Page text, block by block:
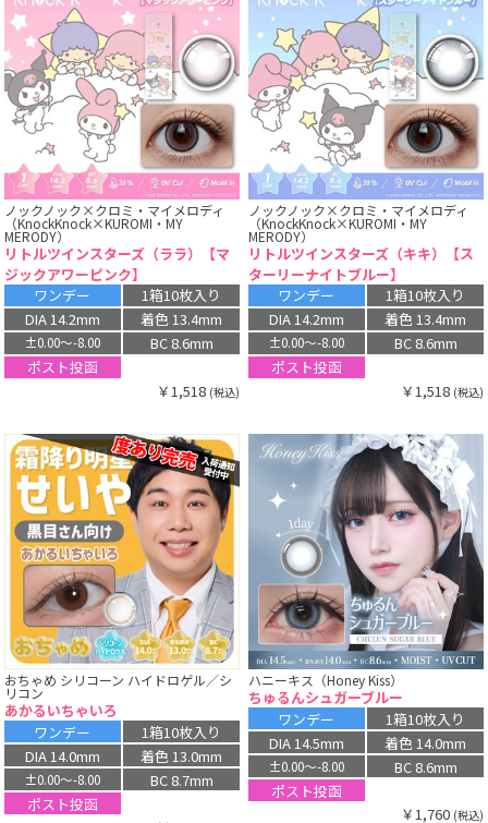
ノックノック×クロミ・マイメロディ
（KnockKnock×KUROMI・MY
MERODY）
リトルツインスターズ（ララ）【マ
ジックアワーピンク】
ワンデー
1箱10枚入り
DIA 14.2mm
着色 13.4mm
±0.00〜-8.00
BC 8.6mm
ポスト投函
￥1,518 (税込)
ノックノック×クロミ・マイメロディ
（KnockKnock×KUROMI・MY
MERODY）
リトルツインスターズ（キキ）【ス
ターリーナイトブルー】
ワンデー
1箱10枚入り
DIA 14.2mm
着色 13.4mm
±0.00〜-8.00
BC 8.6mm
ポスト投函
￥1,518 (税込)
おちゃめ シリコーン ハイドロゲル／シ
リコン
あかるいちゃいろ
ワンデー
1箱10枚入り
DIA 14.0mm
着色 13.0mm
±0.00〜-8.00
BC 8.7mm
ポスト投函
ハニーキス（Honey Kiss）
ちゅるんシュガーブルー
ワンデー
1箱10枚入り
DIA 14.5mm
着色 14.0mm
±0.00〜-8.00
BC 8.6mm
ポスト投函
￥1,760 (税込)